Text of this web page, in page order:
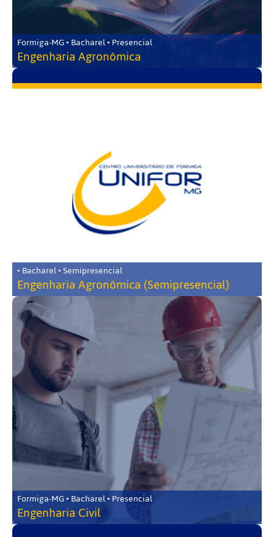
Formiga-MG • Bacharel • Presencial
Engenharia Agronômica
• Bacharel • Semipresencial
Engenharia Agronômica (Semipresencial)
Formiga-MG • Bacharel • Presencial
Engenharia Civil